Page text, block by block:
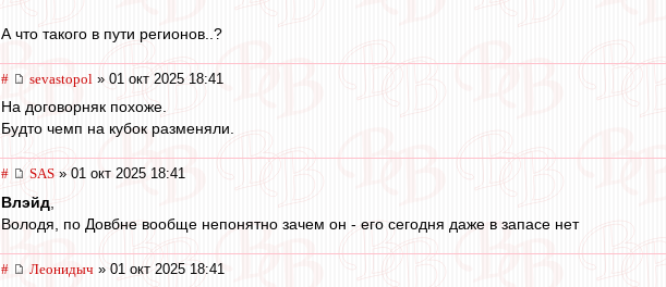
А что такого в пути регионов..?
# sevastopol » 01 окт 2025 18:41
На договорняк похоже.
Будто чемп на кубок разменяли.
# SAS » 01 окт 2025 18:41
Влэйд
Володя, по Довбне вообще непонятно зачем он - его сегодня даже в запасе нет
# Леонидыч » 01 окт 2025 18:41